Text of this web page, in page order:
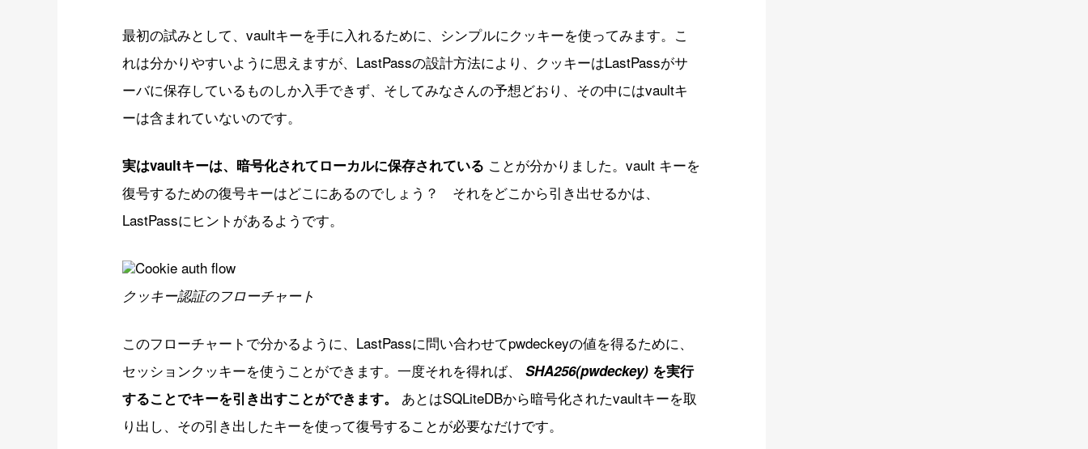
最初の試みとして、vaultキーを手に入れるために、シンプルにクッキーを使ってみます。こ
れは分かりやすいように思えますが、LastPassの設計方法により、クッキーはLastPassがサ
ーバに保存しているものしか入手できず、そしてみなさんの予想どおり、その中にはvaultキ
ーは含まれていないのです。
実はvaultキーは、暗号化されてローカルに保存されている ことが分かりました。vault キーを
復号するための復号キーはどこにあるのでしょう？ それをどこから引き出せるかは、
LastPassにヒントがあるようです。
クッキー認証のフローチャート
このフローチャートで分かるように、LastPassに問い合わせてpwdeckeyの値を得るために、
セッションクッキーを使うことができます。一度それを得れば、SHA256(pwdeckey) を実行
することでキーを引き出すことができます。
あとはSQLiteDBから暗号化されたvaultキーを取
り出し、その引き出したキーを使って復号することが必要なだけです。